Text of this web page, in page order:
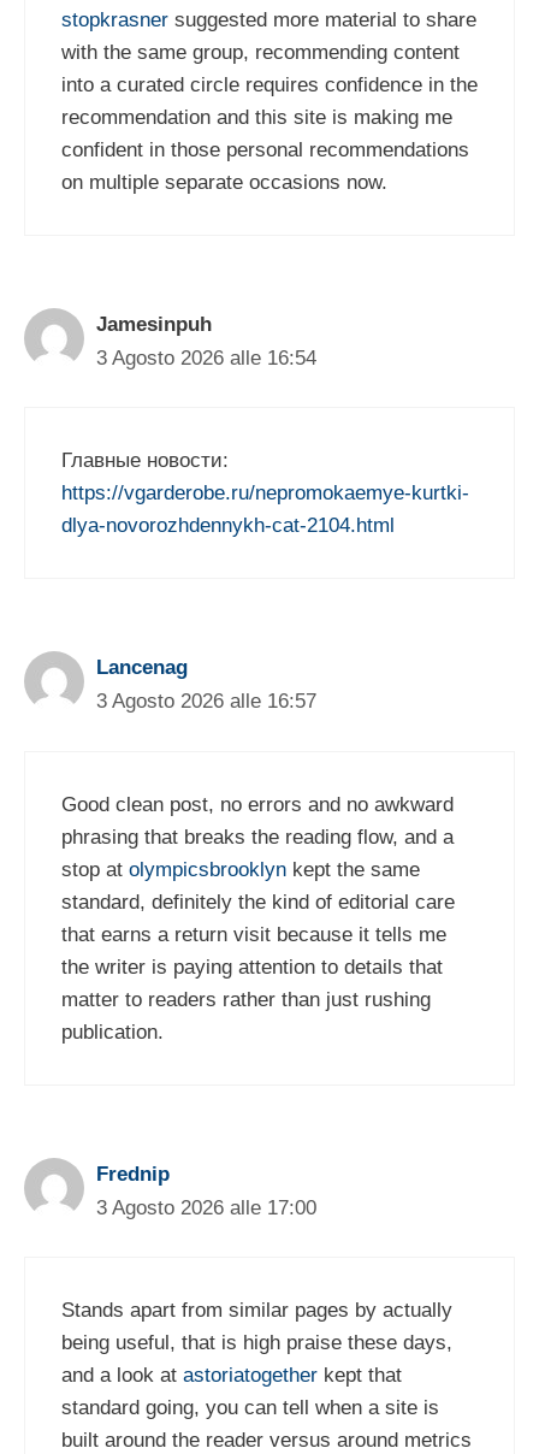
stopkrasner suggested more material to share
with the same group, recommending content
into a curated circle requires confidence in the
recommendation and this site is making me
confident in those personal recommendations
on multiple separate occasions now.
Jamesinpuh
3 Agosto 2026 alle 16:54
Главные новости:
https://vgarderobe.ru/nepromokaemye-kurtki-
dlya-novorozhdennykh-cat-2104.html
Lancenag
3 Agosto 2026 alle 16:57
Good clean post, no errors and no awkward
phrasing that breaks the reading flow, and a
stop at olympicsbrooklyn kept the same
standard, definitely the kind of editorial care
that earns a return visit because it tells me
the writer is paying attention to details that
matter to readers rather than just rushing
publication.
Frednip
3 Agosto 2026 alle 17:00
Stands apart from similar pages by actually
being useful, that is high praise these days,
and a look at astoriatogether kept that
standard going, you can tell when a site is
built around the reader versus around metrics